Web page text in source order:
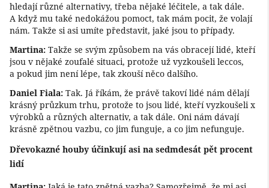
hledají různé alternativy, třeba nějaké léčitele, a tak dále.
A když mu také nedokážou pomoct, tak mám pocit, že volají
nám. Takže si asi umíte představit, jaké jsou to případy.
Martina: Takže se svým způsobem na vás obracejí lidé, kteří
jsou v nějaké zoufalé situaci, protože už vyzkoušeli leccos,
a pokud jim není lépe, tak zkouší něco dalšího.
Daniel Fiala: Tak. Já říkám, že právě takoví lidé nám dělají
krásný průzkum trhu, protože to jsou lidé, kteří vyzkoušeli x
výrobků a různých alternativ, a tak dále. Oni nám dávají
krásně zpětnou vazbu, co jim funguje, a co jim nefunguje.
Dřevokazné houby účinkují asi na sedmdesát pět procent
lidí